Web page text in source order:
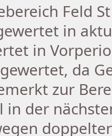
Feld
in
in
da
zur
in der